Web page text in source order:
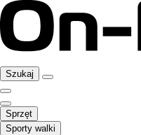
Szukaj
Sprzęt
Sporty walki